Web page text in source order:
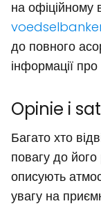
на офіційному
до повного
інформації про
Opinie i
Багато хто
повагу до
описують
увагу на